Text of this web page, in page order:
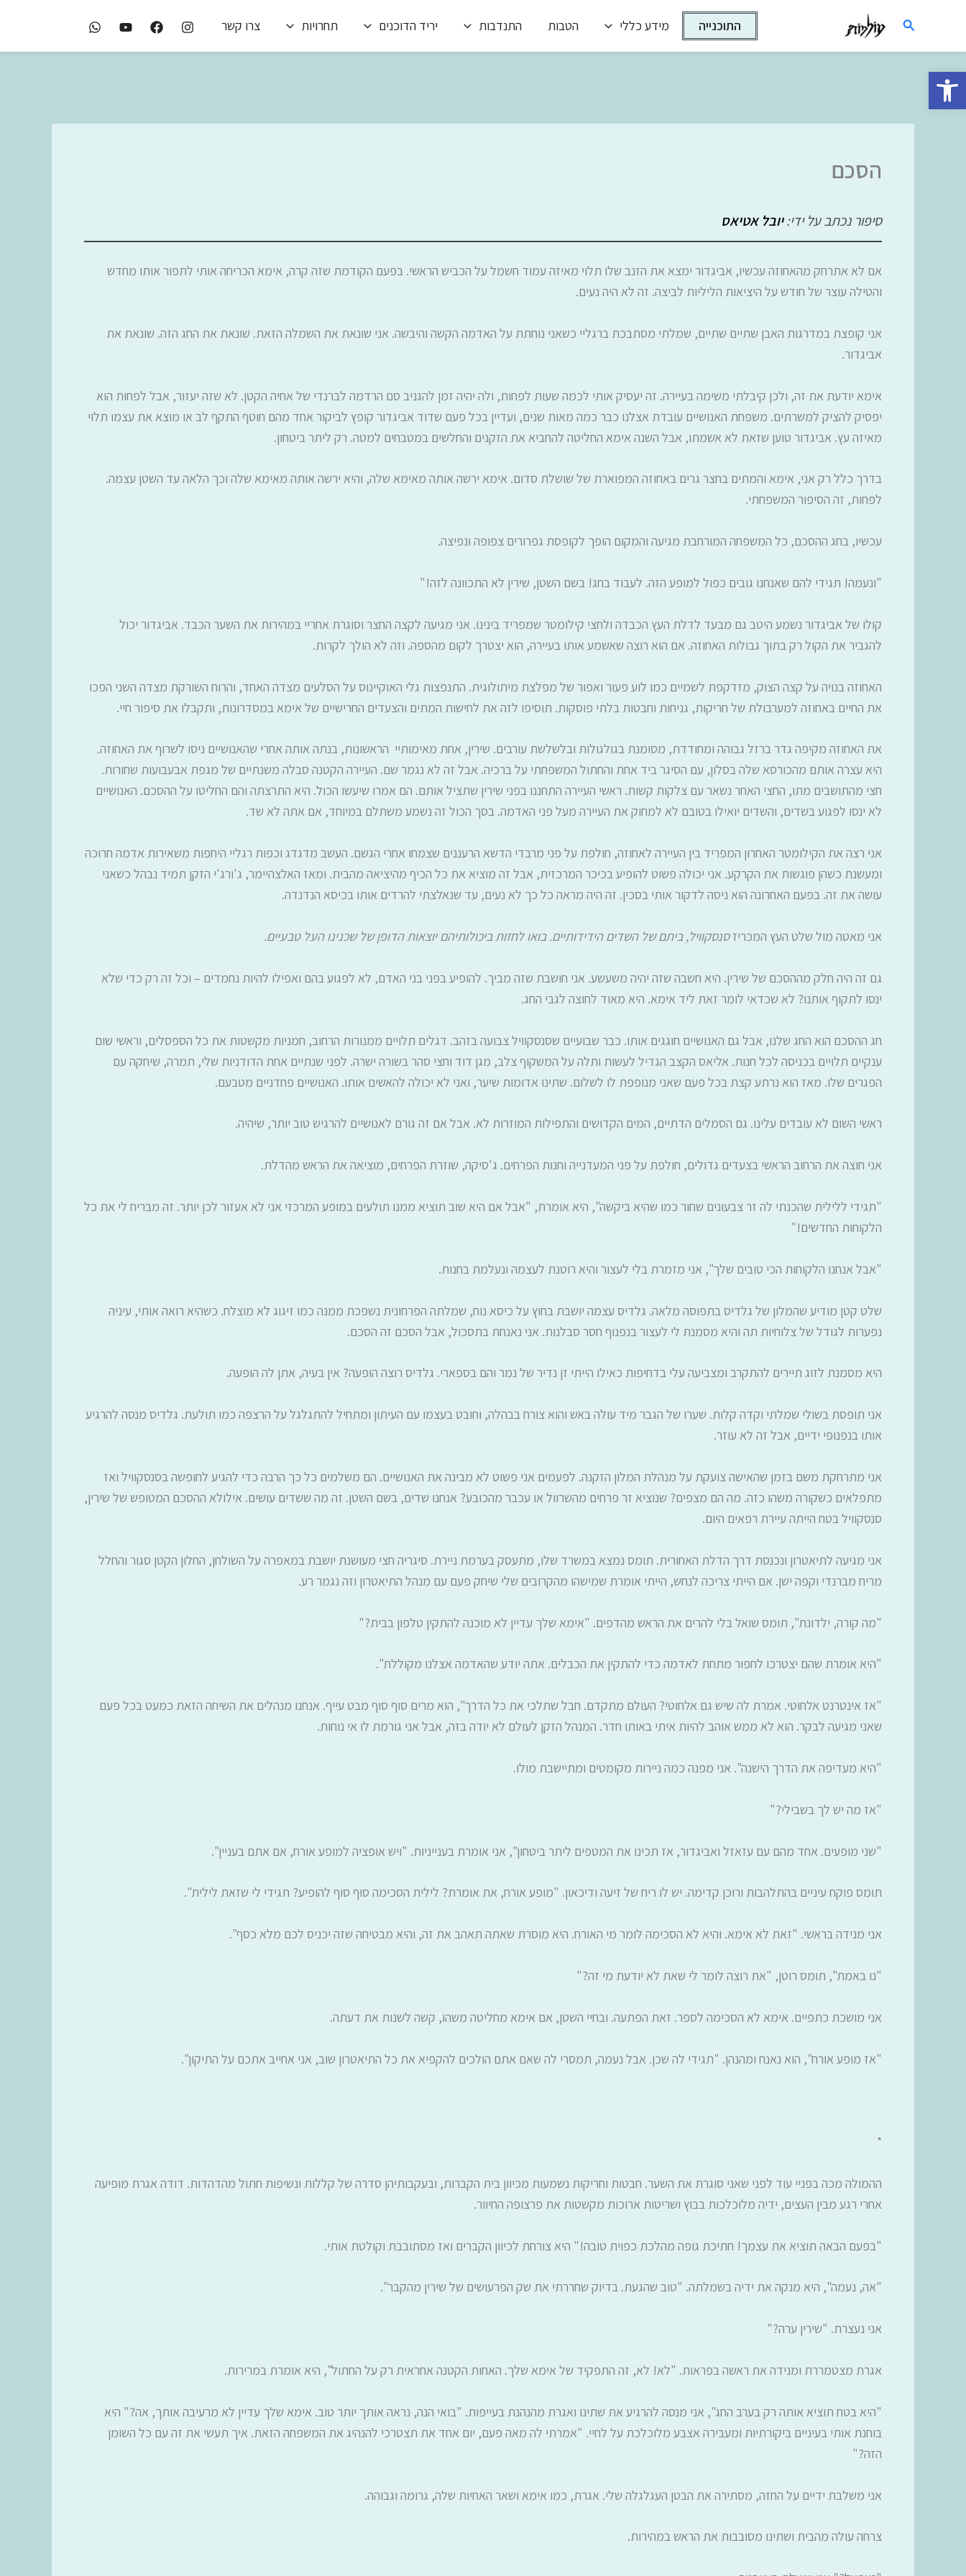
פתח סרגל נגישות
חיפוש התוכנייה מידע כללי הטבות התנדבות יריד הדוכנים תחרויות צרו קשר
הסכם
סיפור נכתב על ידי:יובל אטיאס
אם לא אתרחק מהאחוזה עכשיו, אביגדור ימצא את הזנב שלו תלוי מאיזה עמוד חשמל על הכביש הראשי. בפעם הקודמת שזה קרה, אימא הכריחה אותי לתפור אותו מחדש
והטילה עוצר של חודש על היציאות הליליות לביצה. זה לא היה נעים.
אני קופצת במדרגות האבן שתיים שתיים, שמלתי מסתבכת ברגליי כשאני נוחתת על האדמה הקשה והיבשה. אני שונאת את השמלה הזאת. שונאת את החג הזה. שונאת את
אביגדור.
אימא יודעת את זה, ולכן קיבלתי משימה בעיירה. זה יעסיק אותי לכמה שעות לפחות, ולה יהיה זמן להגניב סם הרדמה לברנדי של אחיה הקטן. לא שזה יעזור, אבל לפחות הוא
יפסיק להציק למשרתים. משפחת האנושיים עובדת אצלנו כבר כמה מאות שנים, ועדיין בכל פעם שדוד אביגדור קופץ לביקור אחד מהם חוטף התקף לב או מוצא את עצמו תלוי
מאיזה עץ. אביגדור טוען שזאת לא אשמתו, אבל השנה אימא החליטה להחביא את הזקנים והחלשים במטבחים למטה. רק ליתר ביטחון.
בדרך כלל רק אני, אימא והמתים בחצר גרים באחוזה המפוארת של שושלת סדום. אימא ירשה אותה מאימא שלה, והיא ירשה אותה מאימא שלה וכך הלאה עד השטן עצמה.
לפחות, זה הסיפור המשפחתי.
עכשיו, בחג ההסכם, כל המשפחה המורחבת מגיעה והמקום הופך לקופסת גפרורים צפופה ונפיצה.
"ונעמה! תגידי להם שאנחנו גובים כפול למופע הזה. לעבוד בחג! בשם השטן, שירין לא התכוונה לזה!"
קולו של אביגדור נשמע היטב גם מבעד לדלת העץ הכבדה ולחצי קילומטר שמפריד בינינו. אני מגיעה לקצה החצר וסוגרת אחריי במהירות את השער הכבד. אביגדור יכול
להגביר את הקול רק בתוך גבולות האחוזה. אם הוא רוצה שאשמע אותו בעיירה, הוא יצטרך לקום מהספה. וזה לא הולך לקרות.
האחוזה בנויה על קצה הצוק, מזדקפת לשמיים כמו לוע פעור ואפור של מפלצת מיתולוגית. התנפצות גלי האוקיינוס על הסלעים מצדה האחד, והרוח השורקת מצדה השני הפכו
את החיים באחוזה למערבולת של חריקות, גניחות וחבטות בלתי פוסקות. תוסיפו לזה את לחישות המתים והצעדים החרישיים של אימא במסדרונות, ותקבלו את סיפור חיי.
את האחוזה מקיפה גדר ברזל גבוהה ומחודדת, מסומנת בגולגולות ובלשלשת עורבים. שירין, אחת מאימותיי הראשונות, בנתה אותה אחרי שהאנושיים ניסו לשרוף את האחוזה.
היא עצרה אותם מהכורסא שלה בסלון, עם הסיגר ביד אחת והחתול המשפחתי על ברכיה. אבל זה לא נגמר שם. העיירה הקטנה סבלה משנתיים של מגפת אבעבועות שחורות.
חצי מהתושבים מתו, החצי האחר נשאר עם צלקות קשות. ראשי העיירה התחננו בפני שירין שתציל אותם. הם אמרו שיעשו הכול. היא התרצתה והם החליטו על ההסכם. האנושיים
לא ינסו לפגוע בשדים, והשדים יואילו בטובם לא למחוק את העיירה מעל פני האדמה. בסך הכול זה נשמע משתלם במיוחד, אם אתה לא שד.
אני רצה את הקילומטר האחרון המפריד בין העיירה לאחוזה, חולפת על פני מרבדי הדשא הרעננים שצמחו אחרי הגשם. העשב מדגדג וכפות רגליי היחפות משאירות אדמה חרוכה
ומעשנת כשהן פוגשות את הקרקע. אני יכולה פשוט להופיע בכיכר המרכזית, אבל זה מוציא את כל הכיף מהיציאה מהבית. ומאז האלצהיימר, ג'ורג'י הזקן תמיד נבהל כשאני
עושה את זה. בפעם האחרונה הוא ניסה לדקור אותי בסכין. זה היה מראה כל כך לא נעים, עד שנאלצתי להרדים אותו בכיסא הנדנדה.
אני מאטה מול שלט העץ המכריזסנסקוויל, ביתם של השדים הידידותיים. בואו לחזות ביכולותיהם יוצאות הדופן של שכנינו העל טבעיים.
גם זה היה חלק מההסכם של שירין. היא חשבה שזה יהיה משעשע. אני חושבת שזה מביך. להופיע בפני בני האדם, לא לפגוע בהם ואפילו להיות נחמדים – וכל זה רק כדי שלא
ינסו לתקוף אותנו? לא שכדאי לומר זאת ליד אימא. היא מאוד לחוצה לגבי החג.
חג ההסכם הוא החג שלנו, אבל גם האנושיים חוגגים אותו. כבר שבועיים שסנסקוויל צבועה בזהב. דגלים תלויים ממנורות הרחוב, חמניות מקשטות את כל הספסלים, וראשי שום
ענקיים תלויים בכניסה לכל חנות. אליאס הקצב הגדיל לעשות ותלה על המשקוף צלב, מגן דוד וחצי סהר בשורה ישרה. לפני שנתיים אחת הדודניות שלי, תמרה, שיחקה עם
הפגרים שלו. מאז הוא נרתע קצת בכל פעם שאני מנופפת לו לשלום. שתינו אדומות שיער, ואני לא יכולה להאשים אותו. האנושיים פחדניים מטבעם.
ראשי השום לא עובדים עלינו. גם הסמלים הדתיים, המים הקדושים והתפילות המוזרות לא. אבל אם זה גורם לאנושיים להרגיש טוב יותר, שיהיה.
אני חוצה את הרחוב הראשי בצעדים גדולים, חולפת על פני המעדנייה וחנות הפרחים. ג'סיקה, שוזרת הפרחים, מוציאה את הראש מהדלת.
"תגידי ללילית שהכנתי לה זר צבעונים שחור כמו שהיא ביקשה", היא אומרת, "אבל אם היא שוב תוציא ממנו תולעים במופע המרכזי אני לא אעזור לכן יותר. זה מבריח לי את כל
הלקוחות החדשים!"
"אבל אנחנו הלקוחות הכי טובים שלך", אני מזמרת בלי לעצור והיא רוטנת לעצמה ונעלמת בחנות.
שלט קטן מודיע שהמלון של גלדיס בתפוסה מלאה. גלדיס עצמה יושבת בחוץ על כיסא נוח, שמלתה הפרחונית נשפכת ממנה כמו זיגוג לא מוצלח. כשהיא רואה אותי, עיניה
נפערות לגודל של צלוחיות תה והיא מסמנת לי לעצור בנפנוף חסר סבלנות. אני נאנחת בתסכול, אבל הסכם זה הסכם.
היא מסמנת לזוג תיירים להתקרב ומצביעה עלי בדחיפות כאילו הייתי זן נדיר של נמר והם בספארי. גלדיס רוצה הופעה? אין בעיה, אתן לה הופעה.
אני תופסת בשולי שמלתי וקדה קלות. שערו של הגבר מיד עולה באש והוא צורח בבהלה, וחובט בעצמו עם העיתון ומתחיל להתגלגל על הרצפה כמו תולעת. גלדיס מנסה להרגיע
אותו בנפנופי ידיים, אבל זה לא עוזר.
אני מתרחקת משם בזמן שהאישה צועקת על מנהלת המלון הזקנה. לפעמים אני פשוט לא מבינה את האנושיים. הם משלמים כל כך הרבה כדי להגיע לחופשה בסנסקוויל ואז
מתפלאים כשקורה משהו כזה. מה הם מצפים? שנוציא זר פרחים מהשרוול או עכבר מהכובע? אנחנו שדים, בשם השטן. זה מה ששדים עושים. אילולא ההסכם המטופש של שירין,
סנסקוויל בטח הייתה עיירת רפאים היום.
אני מגיעה לתיאטרון ונכנסת דרך הדלת האחורית. תומס נמצא במשרד שלו, מתעסק בערמת ניירת. סיגריה חצי מעושנת יושבת במאפרה על השולחן, החלון הקטן סגור והחלל
מריח מברנדי וקפה ישן. אם הייתי צריכה לנחש, הייתי אומרת שמישהו מהקרובים שלי שיחק פעם עם מנהל התיאטרון וזה נגמר רע.
"מה קורה, ילדונת", תומס שואל בלי להרים את הראש מהדפים. "אימא שלך עדיין לא מוכנה להתקין טלפון בבית?"
"היא אומרת שהם יצטרכו לחפור מתחת לאדמה כדי להתקין את הכבלים. אתה יודע שהאדמה אצלנו מקוללת".
"אז אינטרנט אלחוטי. אמרת לה שיש גם אלחוטי? העולם מתקדם. חבל שתלכי את כל הדרך", הוא מרים סוף סוף מבט עייף. אנחנו מנהלים את השיחה הזאת כמעט בכל פעם
שאני מגיעה לבקר. הוא לא ממש אוהב להיות איתי באותו חדר. המנהל הזקן לעולם לא יודה בזה, אבל אני גורמת לו אי נוחות.
"היא מעדיפה את הדרך הישנה". אני מפנה כמה ניירות מקומטים ומתיישבת מולו.
"אז מה יש לך בשבילי?"
"שני מופעים. אחד מהם עם עזאזל ואביגדור, אז תכינו את המטפים ליתר ביטחון", אני אומרת בענייניות. "ויש אופציה למופע אורח, אם אתם בעניין".
תומס פוקח עיניים בהתלהבות ורוכן קדימה. יש לו ריח של זיעה ודיכאון. "מופע אורח, את אומרת? לילית הסכימה סוף סוף להופיע? תגידי לי שזאת לילית".
אני מנידה בראשי. "זאת לא אימא. והיא לא הסכימה לומר מי האורח. היא מוסרת שאתה תאהב את זה, והיא מבטיחה שזה יכניס לכם מלא כסף".
"נו באמת", תומס רוטן, "את רוצה לומר לי שאת לא יודעת מי זה?"
אני מושכת כתפיים. אימא לא הסכימה לספר. זאת הפתעה. ובחיי השטן, אם אימא מחליטה משהו, קשה לשנות את דעתה.
"אז מופע אורח", הוא נאנח ומהנהן. "תגידי לה שכן. אבל נעמה, תמסרי לה שאם אתם הולכים להקפיא את כל התיאטרון שוב, אני אחייב אתכם על התיקון".
*
ההמולה מכה בפניי עוד לפני שאני סוגרת את השער. חבטות וחריקות נשמעות מכיוון בית הקברות, ובעקבותיהן סדרה של קללות ונשיפות חתול מהדהדות. דודה אגרת מופיעה
אחרי רגע מבין העצים, ידיה מלוכלכות בבוץ ושריטות ארוכות מקשטות את פרצופה החיוור.
"בפעם הבאה תוציא את עצמך! חתיכת גופה מהלכת כפוית טובה!" היא צורחת לכיוון הקברים ואז מסתובבת וקולטת אותי.
"אה, נעמה", היא מנקה את ידיה בשמלתה. "טוב שהגעת. בדיוק שחררתי את שק הפרעושים של שירין מהקבר".
אני נעצרת. "שירין ערה?"
אגרת מצטמררת ומנידה את ראשה בפראות. "לא! לא, זה התפקיד של אימא שלך. האחות הקטנה אחראית רק על החתול", היא אומרת במרירות.
"היא בטח תוציא אותה רק בערב החג", אני מנסה להרגיע את שתינו ואגרת מהנהנת בעייפות. "בואי הנה, נראה אותך יותר טוב. אימא שלך עדיין לא מרעיבה אותך, אה?" היא
בוחנת אותי בעיניים ביקורתיות ומעבירה אצבע מלוכלכת על לחיי. "אמרתי לה מאה פעם, יום אחד את תצטרכי להנהיג את המשפחה הזאת. איך תעשי את זה עם כל השומן
הזה?"
אני משלבת ידיים על החזה, מסתירה את הבטן העגלגלה שלי. אגרת, כמו אימא ושאר האחיות שלה, גרומה וגבוהה.
צרחה עולה מהבית ושתינו מסובבות את הראש במהירות.